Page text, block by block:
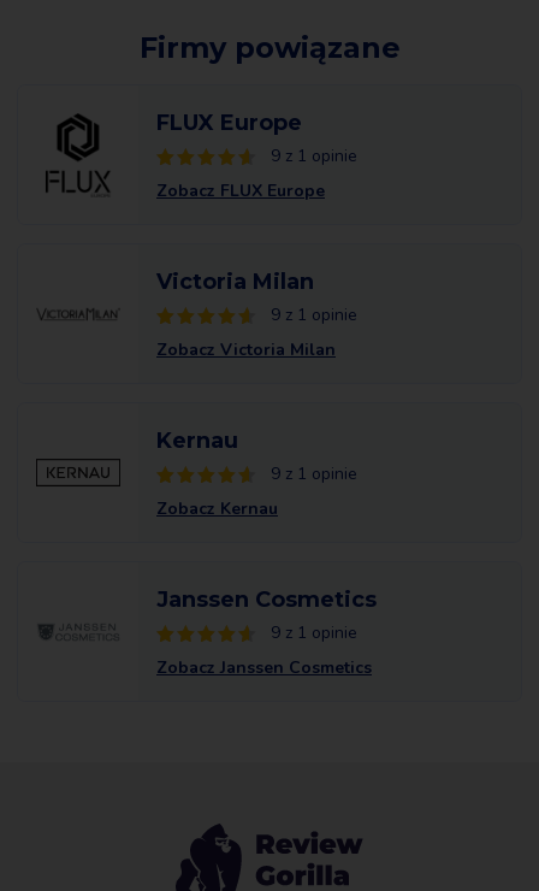
Firmy powiązane
FLUX Europe
9 z 1 opinie
Zobacz FLUX Europe
Victoria Milan
9 z 1 opinie
Zobacz Victoria Milan
Kernau
9 z 1 opinie
Zobacz Kernau
Janssen Cosmetics
9 z 1 opinie
Zobacz Janssen Cosmetics